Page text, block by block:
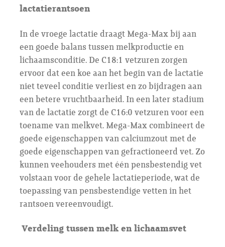
lactatierantsoen
In de vroege lactatie draagt Mega-Max bij aan
een goede balans tussen melkproductie en
lichaamsconditie. De C18:1 vetzuren zorgen
ervoor dat een koe aan het begin van de lactatie
niet teveel conditie verliest en zo bijdragen aan
een betere vruchtbaarheid. In een later stadium
van de lactatie zorgt de C16:0 vetzuren voor een
toename van melkvet. Mega-Max combineert de
goede eigenschappen van calciumzout met de
goede eigenschappen van gefractioneerd vet. Zo
kunnen veehouders met één pensbestendig vet
volstaan voor de gehele lactatieperiode, wat de
toepassing van pensbestendige vetten in het
rantsoen vereenvoudigt.
Verdeling tussen melk en lichaamsvet